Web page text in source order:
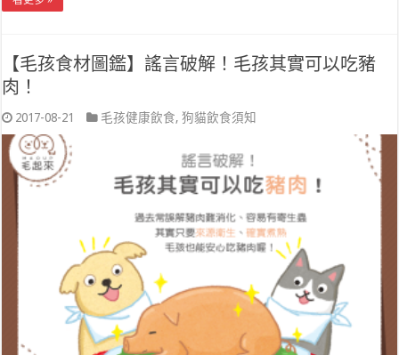
【毛孩食材圖鑑】謠言破解！毛孩其實可以吃豬
肉！
2017-08-21 毛孩健康飲食,狗貓飲食須知